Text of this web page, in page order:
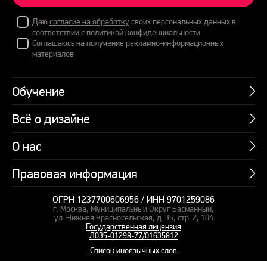
Даюсогласие на обработкусвоих персональных данных в
соответствии сполитикой конфиденциальности
Соглашаюсь на получение рекламно-информационных
материалов
Обучение
Курсы
Пакетные предложения
Профессии
Подарочные сертификаты
Корпоративное обучение
Курсы для сотрудников
Пакетные предложения
Всё о дизайне
Учебник по презентациям
Банк слайдов
Вебинары
Студия дизайна
Заказать презентацию
О нас
Об академии
СМИ о нас
Правовая информация
Карта сайта
Оферта и лицензия
Политика конфиденциальности
ОГРН 1237700606956 / ИНН 9701259086
г. Москва, Муниципальный Округ Басманный,
ул. Нижняя Красносельская, д. 35, стр. 2, 104
Государственная лицензия
Л035-01298-77/01635812
Список иноязычных слов